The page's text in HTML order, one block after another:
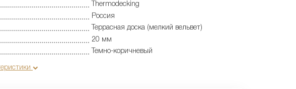
Thermodecking
Россия
Террасная доска (мелкий вельвет)
20 мм
Темно-коричневый